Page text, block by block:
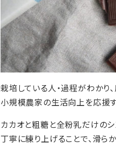
栽培している人・過程がわかり
小規模農家の生活向上を応援す
カカオと粗糖と全粉乳だけの
丁寧に練り上げることで、滑ら